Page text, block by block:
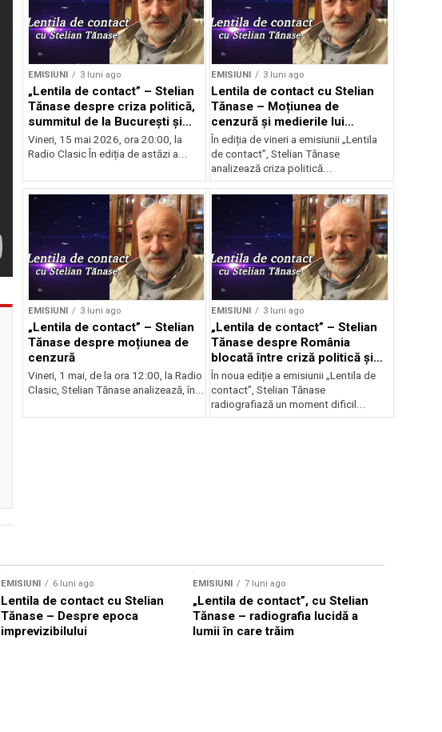
EMISIUNI 3 luni ago
„Lentila de contact” – Stelian
Tănase despre criza politică,
summitul de la București și
ascensiunea lui Bolojan
Vineri, 15 mai 2026, ora 20:00, la
Radio Clasic În ediția de astăzi a...
EMISIUNI 3 luni ago
Lentila de contact cu Stelian
Tănase – Moțiunea de
cenzură și medierile lui
Nicușor
În ediția de vineri a emisiunii „Lentila
de contact”, Stelian Tănase
analizează criza politică...
EMISIUNI 3 luni ago
„Lentila de contact” – Stelian
Tănase despre moțiunea de
cenzură
Vineri, 1 mai, de la ora 12:00, la Radio
Clasic, Stelian Tănase analizează, în...
EMISIUNI 3 luni ago
„Lentila de contact” – Stelian
Tănase despre România
blocată între criză politică și
scumpiri
În noua ediție a emisiunii „Lentila de
contact”, Stelian Tănase
radiografiază un moment dificil...
EMISIUNI 6 luni ago
Lentila de contact cu Stelian
Tănase – Despre epoca
imprevizibilului
EMISIUNI 7 luni ago
„Lentila de contact”, cu Stelian
Tănase – radiografia lucidă a
lumii în care trăim